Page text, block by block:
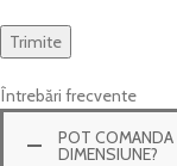
Întrebări frecvente
POT COMANDA
DIMENSIUNE?